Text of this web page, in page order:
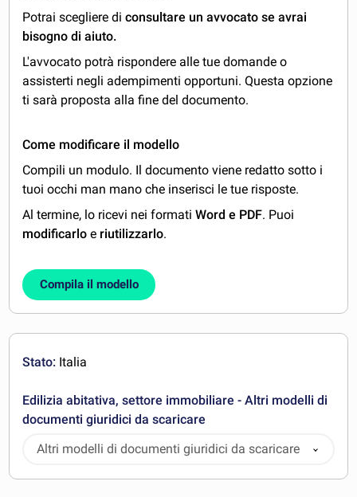
Potrai scegliere diconsultare un avvocato se avrai
bisogno di aiuto.
L'avvocato potrà rispondere alle tue domande o
assisterti negli adempimenti opportuni. Questa opzione
ti sarà proposta alla fine del documento.
Come modificare il modello
Compili un modulo. Il documento viene redatto sotto i
tuoi occhi man mano che inserisci le tue risposte.
Al termine, lo ricevi nei formatiWord e PDF. Puoi
modificarlo e riutilizzarlo.
Compila il modello
Stato: Italia
Edilizia abitativa, settore immobiliare - Altri modelli di
documenti giuridici da scaricare
Altri modelli di documenti giuridici da scaricare